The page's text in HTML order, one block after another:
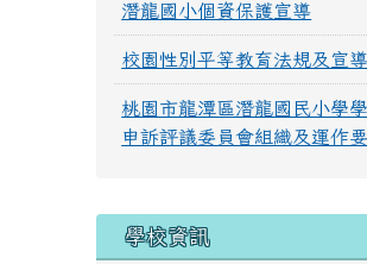
潛龍國小個資保護宣導
校園性別平等教育法規及宣導
桃園市龍潭區潛龍國民小學
申訴評議委員會組織及運作
學校資訊